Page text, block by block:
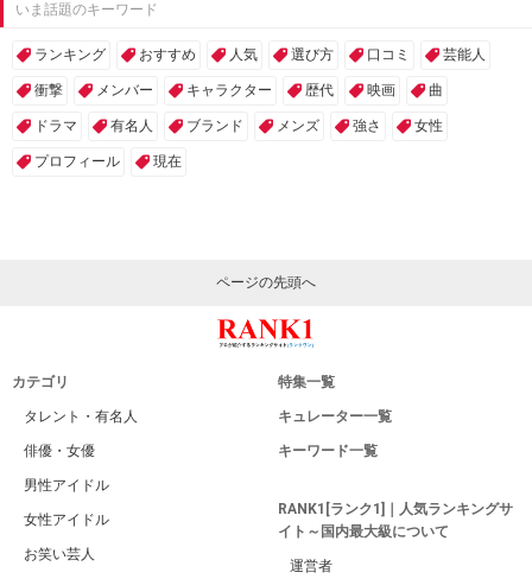
いま話題のキーワード
ランキング おすすめ 人気 選び方 口コミ 芸能人
衝撃 メンバー キャラクター 歴代 映画 曲
ドラマ 有名人 ブランド メンズ 強さ 女性
プロフィール 現在
ページの先頭へ
カテゴリ
タレント・有名人
俳優・女優
男性アイドル
女性アイドル
お笑い芸人
特集一覧
キュレーター一覧
キーワード一覧
RANK1[ランク1]｜人気ランキングサ
イト～国内最大級について
運営者